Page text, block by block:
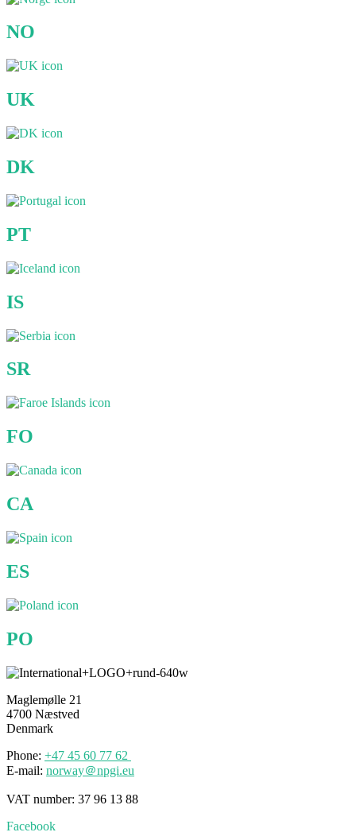
NO
UK
DK
PT
IS
SR
FO
CA
ES
PO
Maglemølle 21
4700 Næstved
Denmark
Phone: +47 45 60 77 62
E-mail: norway＠npgi.eu
VAT number: 37 96 13 88
Facebook